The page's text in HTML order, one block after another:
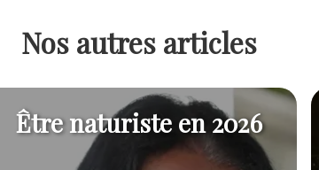
Nos autres articles
Être naturiste en 2026